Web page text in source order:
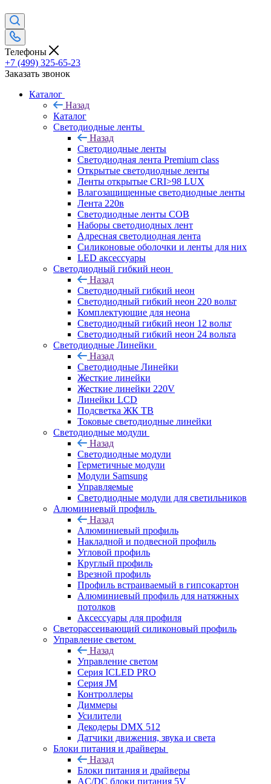
Телефоны
+7 (499) 325-65-23
Заказать звонок
Каталог
Назад
Каталог
Светодиодные ленты
Назад
Светодиодные ленты
Светодиодная лента Premium class
Открытые светодиодные ленты
Ленты открытые CRI>98 LUX
Влагозащищенные светодиодные ленты
Лента 220в
Светодиодные ленты COB
Наборы светодиодных лент
Адресная светодиодная лента
Силиконовые оболочки и ленты для них
LED аксессуары
Светодиодный гибкий неон
Назад
Светодиодный гибкий неон
Светодиодный гибкий неон 220 вольт
Комплектующие для неона
Светодиодный гибкий неон 12 вольт
Светодиодный гибкий неон 24 вольта
Светодиодные Линейки
Назад
Светодиодные Линейки
Жесткие линейки
Жесткие линейки 220V
Линейки LCD
Подсветка ЖК ТВ
Токовые светодиодные линейки
Светодиодные модули
Назад
Светодиодные модули
Герметичные модули
Модули Samsung
Управляемые
Светодиодные модули для светильников
Алюминиевый профиль
Назад
Алюминиевый профиль
Накладной и подвесной профиль
Угловой профиль
Круглый профиль
Врезной профиль
Профиль встраиваемый в гипсокартон
Алюминиевый профиль для натяжных
потолков
Аксессуары для профиля
Светорассеивающий силиконовый профиль
Управление светом
Назад
Управление светом
Серия ICLED PRO
Серия JM
Контроллеры
Диммеры
Усилители
Декодеры DMX 512
Датчики движения, звука и света
Блоки питания и драйверы
Назад
Блоки питания и драйверы
AC/DC блоки питания 5V